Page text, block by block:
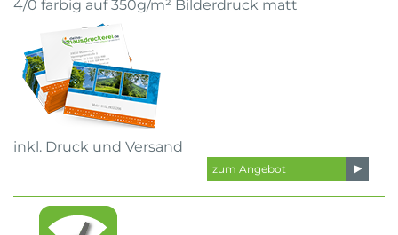
4/0 farbig auf 350g/m² Bilderdruck matt
inkl. Druck und Versand
zum Angebot